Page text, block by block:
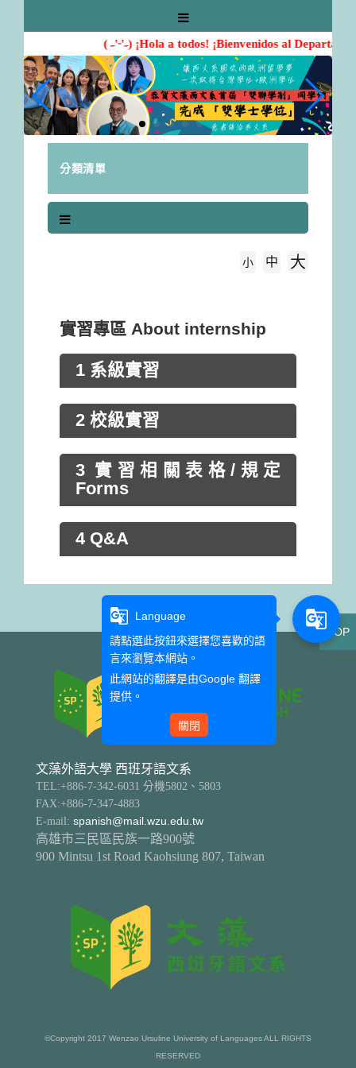
( ˶'ᵕ'˶) ¡Hola a todos! ¡Bienvenidos al
分類清單
小 中 大
實習專區 About internship
1 系級實習
2 校級實習
3 實習相關表格/規定
Forms
4 Q&A
文藻外語大學 西班牙語文系
TEL:+886-7-342-6031 分機5802、5803
FAX:+886-7-347-4883
E-mail: spanish@mail.wzu.edu.tw
高雄市三民區民族一路900號
900 Mintsu 1st Road Kaohsiung 807, Taiwan
©Copyright 2017 Wenzao Ursuline University of Languages ALL RIGHTS
RESERVED
TOP
g_translate
Language
請點選此按鈕來選擇您喜歡的語
言來瀏覽本網站。
此網站的翻譯是由Google 翻譯
提供。
關閉
g_translate